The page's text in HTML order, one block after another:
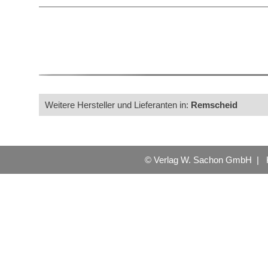
Weitere Hersteller und Lieferanten in: Remscheid
© Verlag W. Sachon GmbH |